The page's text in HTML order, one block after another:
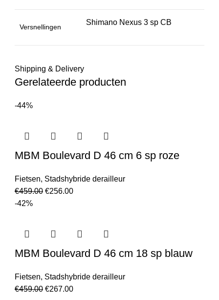
Versnellingen
Shimano Nexus 3 sp CB
Shipping & Delivery
Gerelateerde producten
-44%
MBM Boulevard D 46 cm 6 sp roze
Fietsen, Stadshybride derailleur
€459.00 €256.00
-42%
MBM Boulevard D 46 cm 18 sp blauw
Fietsen, Stadshybride derailleur
€459.00 €267.00